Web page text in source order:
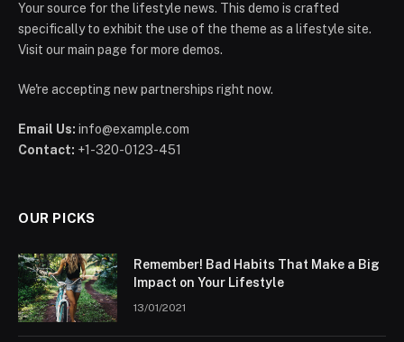
Your source for the lifestyle news. This demo is crafted
specifically to exhibit the use of the theme as a lifestyle site.
Visit our main page for more demos.
We're accepting new partnerships right now.
Email Us: info@example.com
Contact: +1-320-0123-451
OUR PICKS
Remember! Bad Habits That Make a Big
Impact on Your Lifestyle
13/01/2021